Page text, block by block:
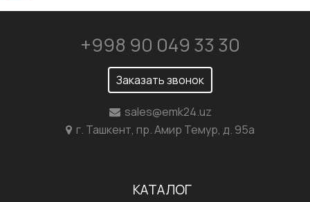
+998 90 049 33 30
Заказать звонок
sales@emk24.uz
г. Ташкент, пр. Амир Темур, д. 95а
КАТАЛОГ